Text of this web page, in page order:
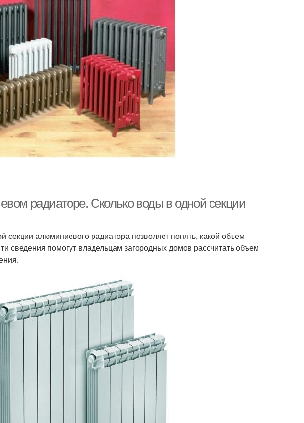
радиаторе. Сколько воды в одной секции
секции алюминиевого радиатора позволяет понять, какой объем
сведения помогут владельцам загородных домов рассчитать объем